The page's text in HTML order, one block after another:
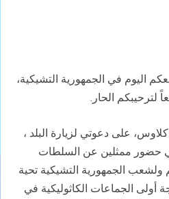
اليوم في الجمهورية التشيكية،
لترحيبكم الحار.
على دعوتي لزيارة البلد ،
حضور ممثلين عن السلطات
ولشعب الجمهورية التشيكية تحية
أولى الجماعات الكاثوليكية في